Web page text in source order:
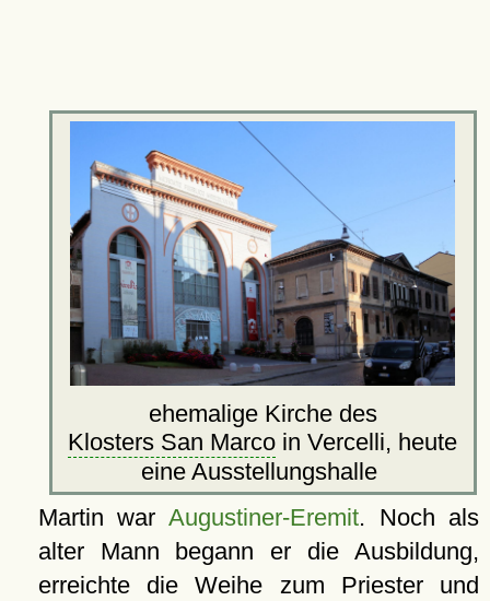
ehemalige Kirche des
Klosters San Marco in Vercelli, heute
eine Ausstellungshalle
Martin warAugustiner-Eremit. Noch als
alter Mann begann er die Ausbildung,
erreichte die Weihe zum Priester und